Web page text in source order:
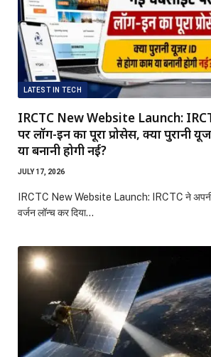
LATEST IN TECH
IRCTC New Website Launch:
पर लॉग-इन का पूरा प्रोसेस, क्या पुरानी
या बनानी होगी नई?
JULY 17, 2026
IRCTC New Website Launch: IRCTC ने अपनी
वर्जन लॉन्च कर दिया…